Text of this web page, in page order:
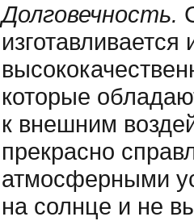
Долговечность.
изготавливается
которые
к внешним
прекрасно
атмосферными
на солнце и не